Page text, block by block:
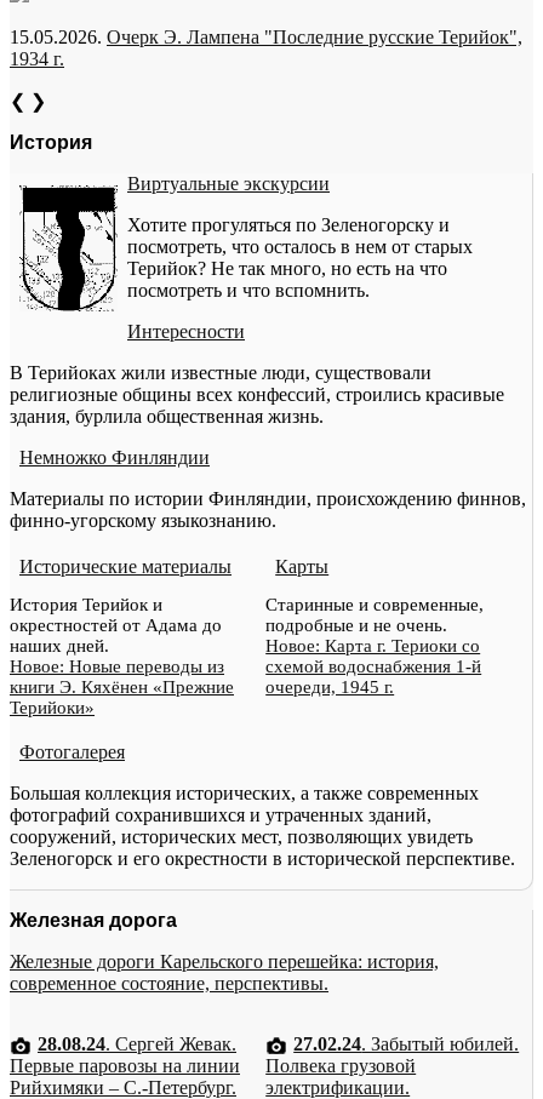
15.05.2026. Очерк Э. Лампена "Последние русские Терийок",
1934 г.
❮ ❯
История
Виртуальные экскурсии
Хотите прогуляться по Зеленогорску и
посмотреть, что осталось в нем от старых
Терийок? Не так много, но есть на что
посмотреть и что вспомнить.
Интересности
В Терийоках жили известные люди, существовали
религиозные общины всех конфессий, строились красивые
здания, бурлила общественная жизнь.
Немножко Финляндии
Материалы по истории Финляндии, происхождению финнов,
финно-угорскому языкознанию.
Исторические материалы
История Терийок и
окрестностей от Адама до
наших дней.
Новое: Новые переводы из
книги Э. Кяхёнен «Прежние
Терийоки»
Карты
Старинные и современные,
подробные и не очень.
Новое: Карта г. Териоки со
схемой водоснабжения 1-й
очереди, 1945 г.
Фотогалерея
Большая коллекция исторических, а также современных
фотографий сохранившихся и утраченных зданий,
сооружений, исторических мест, позволяющих увидеть
Зеленогорск и его окрестности в исторической перспективе.
Железная дорога
Железные дороги Карельского перешейка: история,
современное состояние, перспективы.
28.08.24. Сергей Жевак.
Первые паровозы на линии
Рийхимяки – С.-Петербург.
27.02.24. Забытый юбилей.
Полвека грузовой
электрификации.